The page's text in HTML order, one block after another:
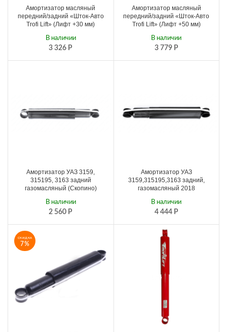
Амортизатор масляный
передний/задний «Шток-Авто
Trofi Lift» (Лифт +30 мм)
3 326 Р
В наличии
Амортизатор масляный
передний/задний «Шток-Авто
Trofi Lift» (Лифт +50 мм)
3 779 Р
В наличии
Амортизатор УАЗ 3159,
315195, 3163 задний
газомасляный (Скопино)
2 560 Р
В наличии
Амортизатор УАЗ
3159,315195,3163 задний,
газомасляный 2018
4 444 Р
В наличии
СКИДКА
7%